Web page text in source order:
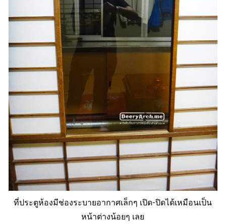
ที่ประตูห้องมีช่องระบายอากาศเล็กๆ เปิด-ปิดได้เหมือนเป็น
หน้าต่างน้อยๆ เลย